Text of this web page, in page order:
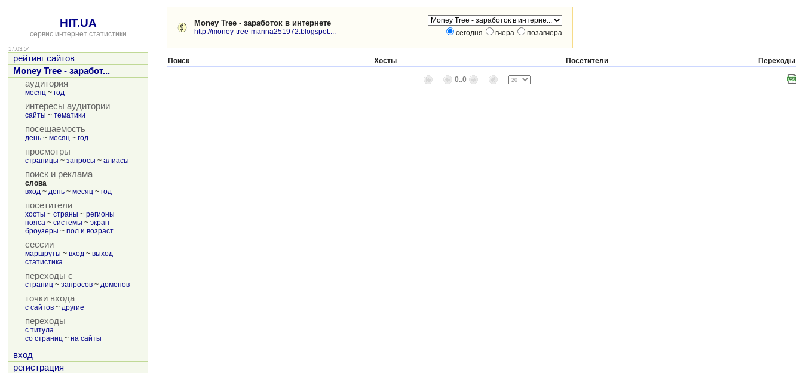
HIT.UA
сервис интернет статистики
17:03:54
рейтинг сайтов
Money Tree - заработ...
аудитория
месяц ~ год
интересы аудитории
сайты ~ тематики
посещаемость
день ~ месяц ~ год
просмотры
страницы ~ запросы ~ алиасы
поиск и реклама
слова
вход ~ день ~ месяц ~ год
посетители
хосты ~ страны ~ регионы
пояса ~ системы ~ экран
броузеры ~ пол и возраст
сессии
маршруты ~ вход ~ выход
статистика
переходы с
страниц ~ запросов ~ доменов
точки входа
с сайтов ~ другие
переходы
с титула
со страниц ~ на сайты
вход
регистрация
Money Tree - заработок в интернете
http://money-tree-marina251972.blogspot.... сегодня вчера позавчера
Поиск Хосты Посетители Переходы
0..0